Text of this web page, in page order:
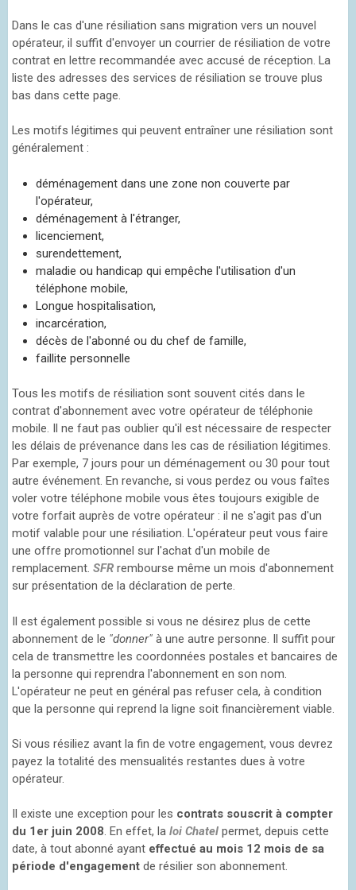
Dans le cas d'une résiliation sans migration vers un nouvel
opérateur, il suffit d'envoyer un courrier de résiliation de votre
contrat en lettre recommandée avec accusé de réception. La
liste des adresses des services de résiliation se trouve plus
bas dans cette page.
Les motifs légitimes qui peuvent entraîner une résiliation sont
généralement :
déménagement dans une zone non couverte par
l'opérateur,
déménagement à l'étranger,
licenciement,
surendettement,
maladie ou handicap qui empêche l'utilisation d'un
téléphone mobile,
Longue hospitalisation,
incarcération,
décès de l'abonné ou du chef de famille,
faillite personnelle
Tous les motifs de résiliation sont souvent cités dans le
contrat d'abonnement avec votre opérateur de téléphonie
mobile. Il ne faut pas oublier qu'il est nécessaire de respecter
les délais de prévenance dans les cas de résiliation légitimes.
Par exemple, 7 jours pour un déménagement ou 30 pour tout
autre événement. En revanche, si vous perdez ou vous faîtes
voler votre téléphone mobile vous êtes toujours exigible de
votre forfait auprès de votre opérateur : il ne s'agit pas d'un
motif valable pour une résiliation. L'opérateur peut vous faire
une offre promotionnel sur l'achat d'un mobile de
remplacement. SFR rembourse même un mois d'abonnement
sur présentation de la déclaration de perte.
Il est également possible si vous ne désirez plus de cette
abonnement de le "donner" à une autre personne. Il suffit pour
cela de transmettre les coordonnées postales et bancaires de
la personne qui reprendra l'abonnement en son nom.
L'opérateur ne peut en général pas refuser cela, à condition
que la personne qui reprend la ligne soit financièrement viable.
Si vous résiliez avant la fin de votre engagement, vous devrez
payez la totalité des mensualités restantes dues à votre
opérateur.
Il existe une exception pour les contrats souscrit à compter
du 1er juin 2008. En effet, la loi Chatel permet, depuis cette
date, à tout abonné ayant effectué au mois 12 mois de sa
période d'engagement de résilier son abonnement.